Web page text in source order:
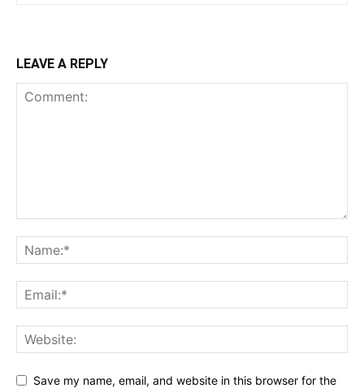
LEAVE A REPLY
Save my name, email, and website in this browser for the